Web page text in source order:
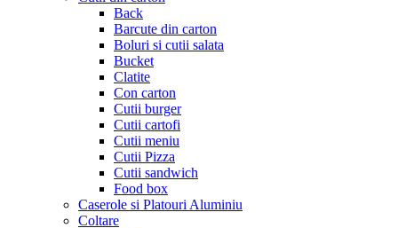
Back
Barcute din carton
Boluri si cutii salata
Bucket
Clatite
Con carton
Cutii burger
Cutii cartofi
Cutii meniu
Cutii Pizza
Cutii sandwich
Food box
Caserole si Platouri Aluminiu
Coltare